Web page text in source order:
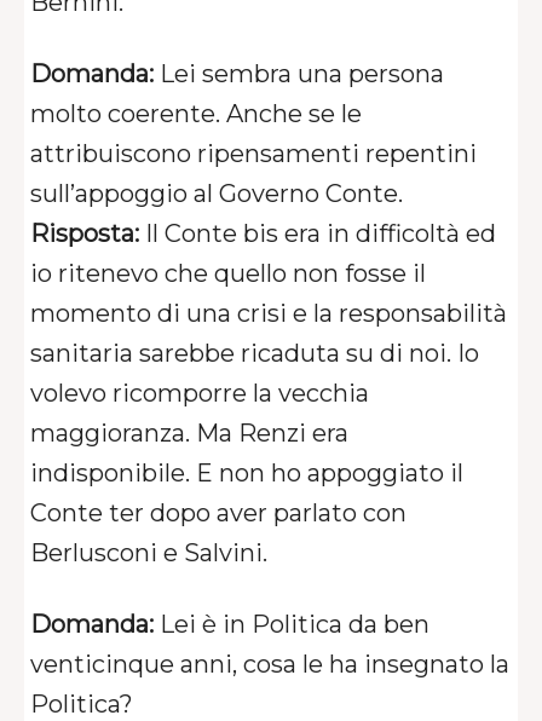
Domanda: Lei sembra una persona
molto coerente. Anche se le
attribuiscono ripensamenti repentini
sull’appoggio al Governo Conte.
Risposta: Il Conte bis era in difficoltà ed
io ritenevo che quello non fosse il
momento di una crisi e la responsabilità
sanitaria sarebbe ricaduta su di noi. Io
volevo ricomporre la vecchia
maggioranza. Ma Renzi era
indisponibile. E non ho appoggiato il
Conte ter dopo aver parlato con
Berlusconi e Salvini.
Domanda: Lei è in Politica da ben
venticinque anni, cosa le ha insegnato la
Politica?